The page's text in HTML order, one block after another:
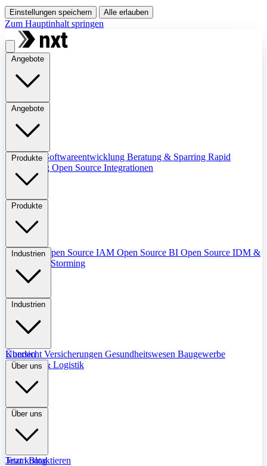
Einstellungen speichern Alle erlauben
Zum Hauptinhalt springen
Angebote
Angebote
Übersicht Softwareentwicklung Beratung & Sparring Rapid
Prototyping Open Source Integrationen
Produkte
Produkte
ÜbersichtOpen Source IAM Open Source BI Open Source IDM &
Event Storming
Industrien
Industrien
Übersicht Versicherungen Gesundheitswesen Baugewerbe
Transport & Logistik
Kunden
Über uns
Über uns
TeamBlog
Jetzt kontaktieren